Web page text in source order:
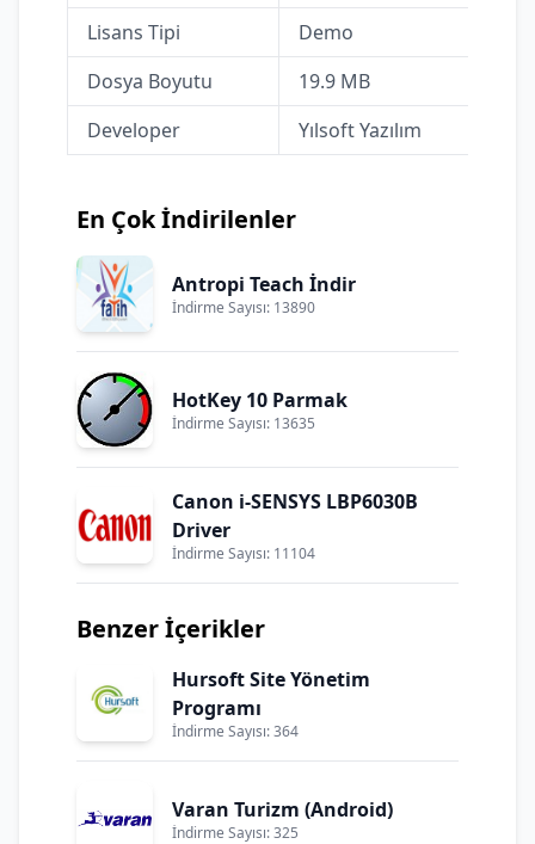
Lisans Tipi
Demo
Dosya Boyutu
19.9 MB
Developer
Yılsoft Yazılım
En Çok İndirilenler
Antropi Teach İndir
İndirme Sayısı: 13890
HotKey 10 Parmak
İndirme Sayısı: 13635
Canon i-SENSYS LBP6030B
Driver
İndirme Sayısı: 11104
Benzer İçerikler
Hursoft Site Yönetim
Programı
İndirme Sayısı: 364
Varan Turizm (Android)
İndirme Sayısı: 325